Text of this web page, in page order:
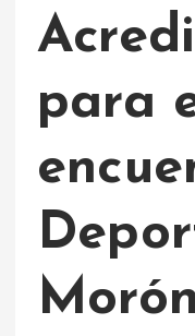
para